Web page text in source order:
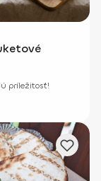
príležitosť!